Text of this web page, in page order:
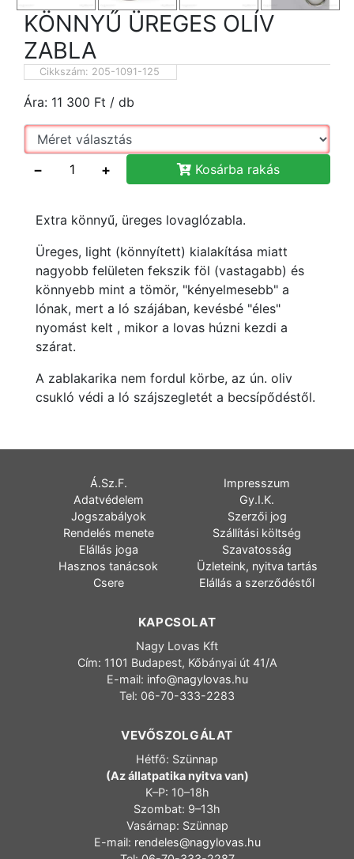
KÖNNYŰ ÜREGES OLÍV
ZABLA
Cikkszám: 205-1091-125
Ára: 11 300 Ft / db
− + Kosárba rakás
Extra könnyű, üreges lovaglózabla.
Üreges, light (könnyített) kialakítása miatt
nagyobb felületen fekszik föl (vastagabb) és
könnyebb mint a tömör, "kényelmesebb" a
lónak, mert a ló szájában, kevésbé "éles"
nyomást kelt , mikor a lovas húzni kezdi a
szárat.
A zablakarika nem fordul körbe, az ún. oliv
csukló védi a ló szájszegletét a becsípődéstől.
Á.Sz.F.
Impresszum
Adatvédelem
Gy.I.K.
Jogszabályok
Szerzői jog
Rendelés menete
Szállítási költség
Elállás joga
Szavatosság
Hasznos tanácsok
Üzleteink, nyitva tartás
Csere
Elállás a szerződéstől
KAPCSOLAT
Nagy Lovas Kft
Cím: 1101 Budapest, Kőbányai út 41/A
E-mail: info@nagylovas.hu
Tel: 06-70-333-2283
VEVŐSZOLGÁLAT
Hétfő: Szünnap
(Az állatpatika nyitva van)
K–P: 10–18h
Szombat: 9–13h
Vasárnap: Szünnap
E-mail: rendeles@nagylovas.hu